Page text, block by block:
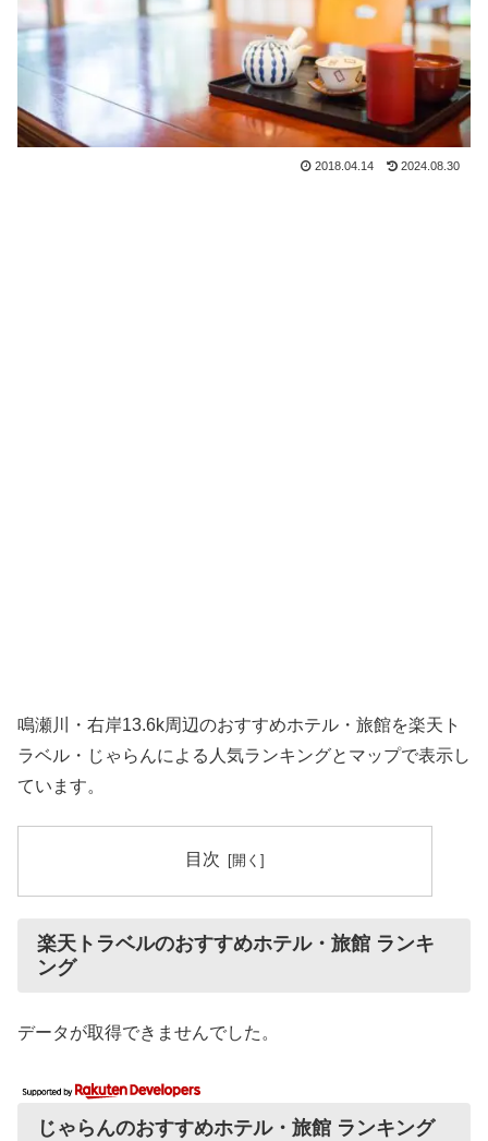
2018.04.14 2024.08.30
鳴瀬川・右岸13.6k周辺のおすすめホテル・旅館を楽天ト
ラベル・じゃらんによる人気ランキングとマップで表示し
ています。
目次
楽天トラベルのおすすめホテル・旅館 ランキ
ング
データが取得できませんでした。
じゃらんのおすすめホテル・旅館 ランキング